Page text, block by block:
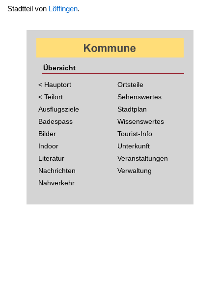
Stadtteil von Löffingen.
Übersicht
< Hauptort
< Teilort
Ausflugsziele
Badespass
Bilder
Indoor
Literatur
Nachrichten
Nahverkehr
Ortsteile
Sehenswertes
Stadtplan
Wissenswertes
Tourist-Info
Unterkunft
Veranstaltungen
Verwaltung